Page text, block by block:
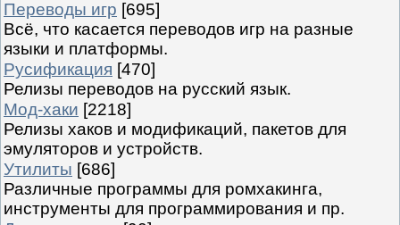
Переводы игр [695]
Всё, что касается переводов игр на разные
языки и платформы.
Русификация [470]
Релизы переводов на русский язык.
Мод-хаки [2218]
Релизы хаков и модификаций, пакетов для
эмуляторов и устройств.
Утилиты [686]
Различные программы для ромхакинга,
инструменты для программирования и пр.